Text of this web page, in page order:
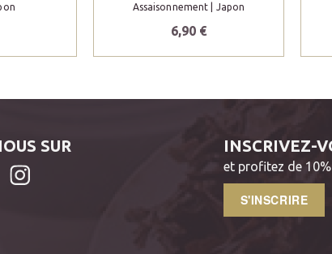
Assaisonnement | Japon
6,90 €
SUR INSCRIVEZ-
et profitez de
S'INSCRIRE